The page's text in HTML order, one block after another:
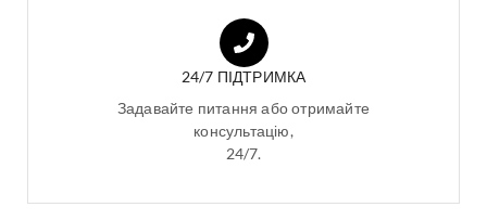
24/7 ПІДТРИМКА
Задавайте питання або отримайте
консультацію,
24/7.